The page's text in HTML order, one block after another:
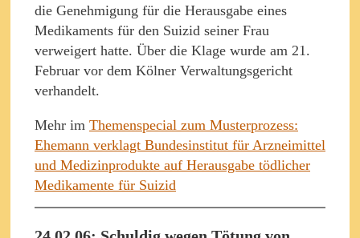
die Genehmigung für die Herausgabe eines
Medikaments für den Suizid seiner Frau
verweigert hatte. Über die Klage wurde am 21.
Februar vor dem Kölner Verwaltungsgericht
verhandelt.
Mehr im Themenspecial zum Musterprozess:
Ehemann verklagt Bundesinstitut für Arzneimittel
und Medizinprodukte auf Herausgabe tödlicher
Medikamente für Suizid